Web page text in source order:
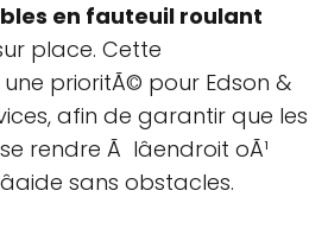
en fauteuil roulant
place. Cette
prioritÃ© pour Edson &
afin de garantir que les
rendre Ã lâendroit oÃ¹
sans obstacles.